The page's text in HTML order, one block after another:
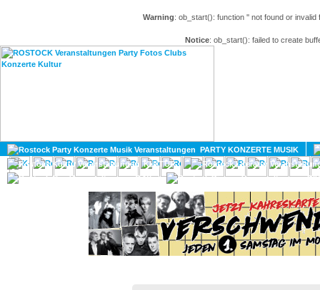
Warning: ob_start(): function '' not found or
Notice: ob_start(): failed to create
PARTY KONZERTE MUSIK
KULTUR
GAY